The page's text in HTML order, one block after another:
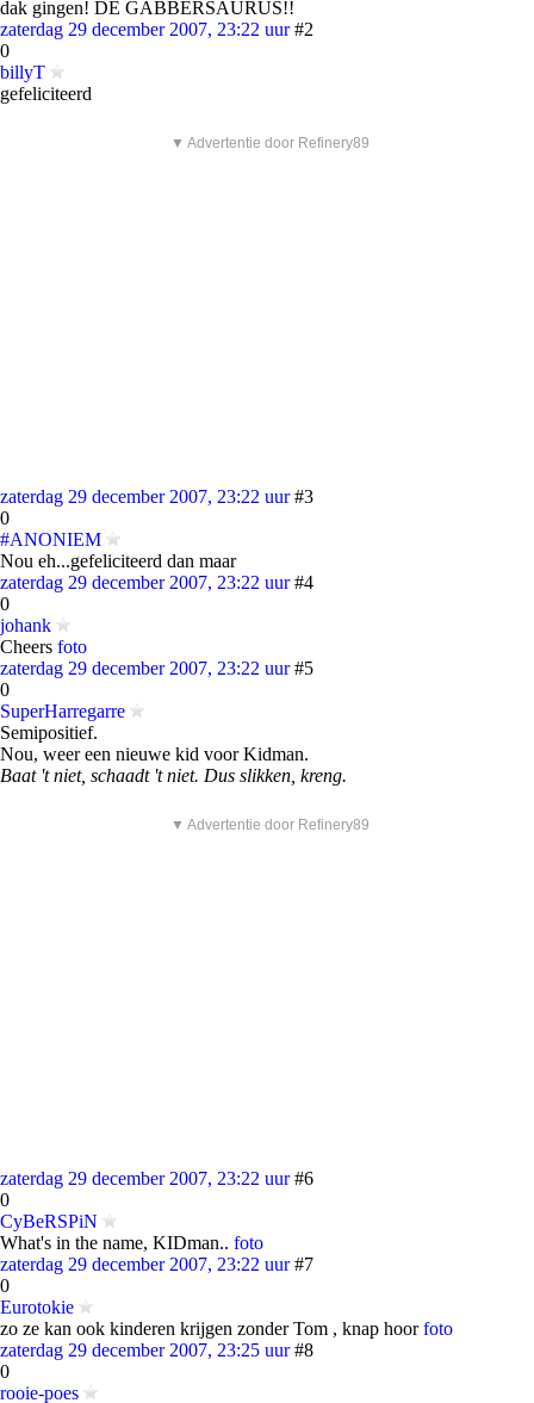
dak gingen! DE GABBERSAURUS!!
zaterdag 29 december 2007, 23:22 uur #2
0
billyT
gefeliciteerd
▼ Advertentie door Refinery89
zaterdag 29 december 2007, 23:22 uur #3
0
#ANONIEM
Nou eh...gefeliciteerd dan maar
zaterdag 29 december 2007, 23:22 uur #4
0
johank
Cheers foto
zaterdag 29 december 2007, 23:22 uur #5
0
SuperHarregarre
Semipositief.
Nou, weer een nieuwe kid voor Kidman.
Baat 't niet, schaadt 't niet. Dus slikken, kreng.
▼ Advertentie door Refinery89
zaterdag 29 december 2007, 23:22 uur #6
0
CyBeRSPiN
What's in the name, KIDman.. foto
zaterdag 29 december 2007, 23:22 uur #7
0
Eurotokie
zo ze kan ook kinderen krijgen zonder Tom , knap hoorfoto
zaterdag 29 december 2007, 23:25 uur #8
0
rooie-poes